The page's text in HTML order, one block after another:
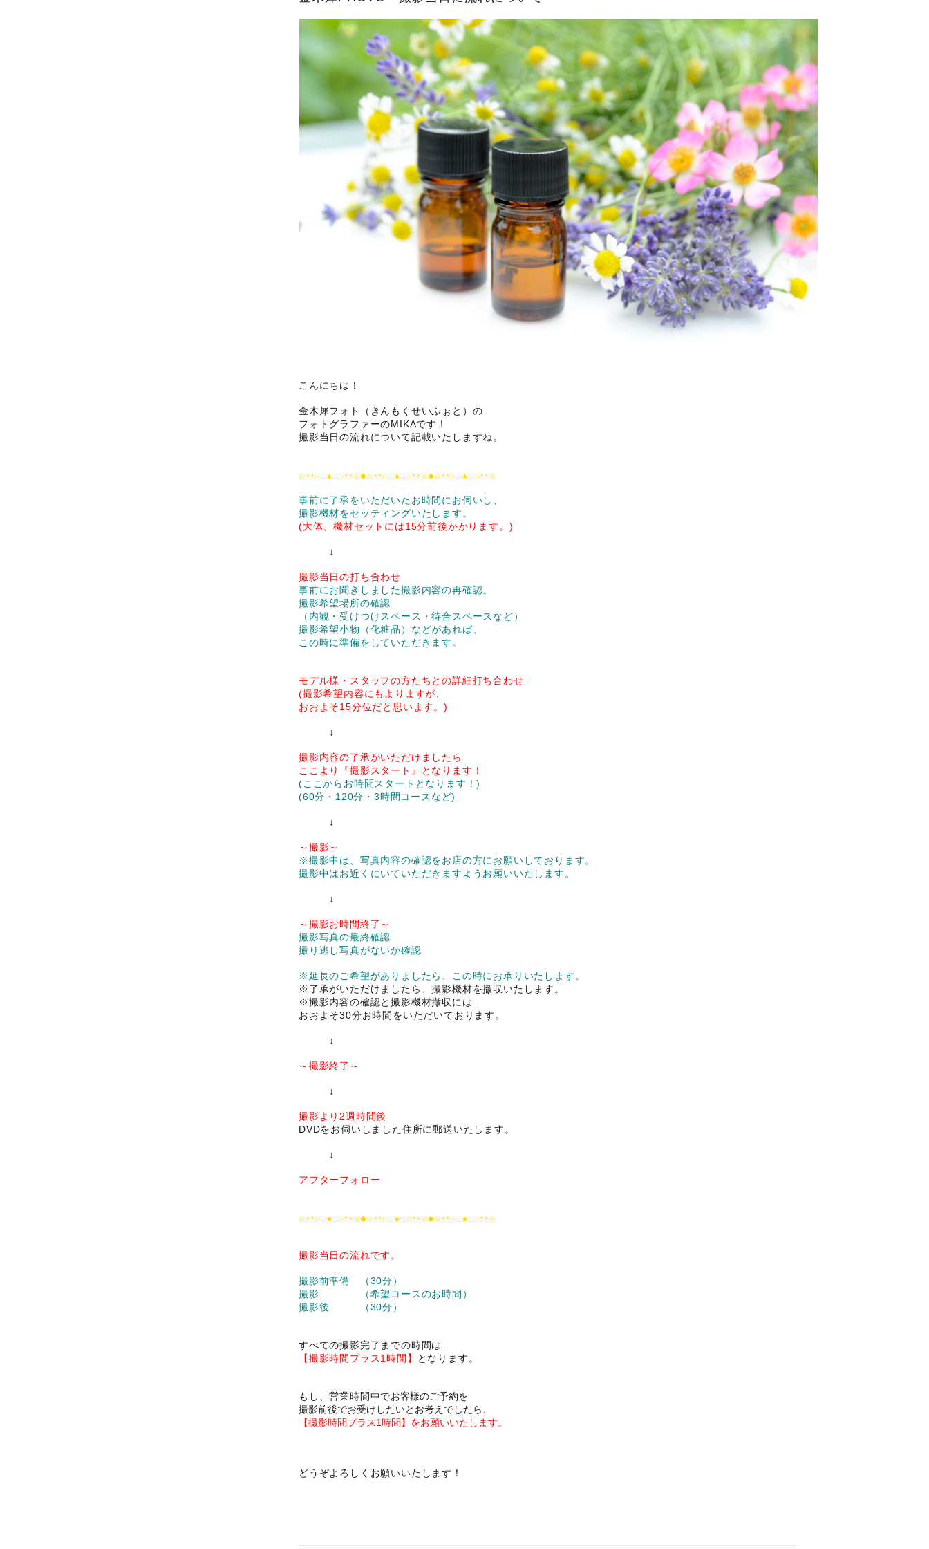
こんにちは！
金木犀フォト（きんもくせいふぉと）の
フォトグラファーのMIKAです！
撮影当日の流れについて記載いたしますね。
☆＊*‥…★…‥*＊☆◆☆＊*‥…★…‥*＊☆◆☆＊*‥…★…‥*＊☆
事前に了承をいただいたお時間にお伺いし、
撮影機材をセッティングいたします。
(大体、機材セットには15分前後かかります。)
↓
撮影当日の打ち合わせ
事前にお聞きしまし た撮影内容の再確認。
撮影希望場所の確認
（内観・受けつけスペース・待合スペースなど）
撮影希望小物（化粧品）などがあれば、
この時に準備をしていただきます。
モデル様・スタッフの方たちとの詳細打ち合わせ
(撮影希望内容にもよりますが、
おおよそ15分位だと思います。)
↓
撮影内容の了承がいただけましたら
ここより『撮影スタート』となります！
(ここからお時間スタートとなります！)
(60分・120分・3時間コースなど)
↓
～撮影～
※撮影中は、写真内容の確認をお店の方にお願いしております。
撮影中はお近くにいていただきますようお願いいたします。
↓
～撮影お時間終了～
撮影写真の最終確認
撮り逃し写真がないか確認
※延長のご希望がありましたら、この時にお承りいたします。
※了承がいただけましたら、撮影機材を撤収いたします。
※撮影内容の確認と撮影機材撤収には
おおよそ30分お時間をいただいております。
↓
～撮影終了～
↓
撮影より2週時間後
DVDをお伺いしました住所に郵送いたします。
↓
アフターフォロー
☆＊*‥…★…‥*＊☆◆☆＊*‥…★…‥*＊☆◆☆＊*‥…★…‥*＊☆
撮影当日の流れです。
撮影前準備 （30分）
撮影 （希望コースのお時間）
撮影後 （30分）
すべての撮影完了までの時間は
【撮影時間プラス1時間】
となります。
もし、営業時間中でお客様のご予約を
撮影前後でお受けしたいとお考えでしたら、
【撮影時間プラス1時間】をお願いいたします。
どうぞよろしくお願いいたします！